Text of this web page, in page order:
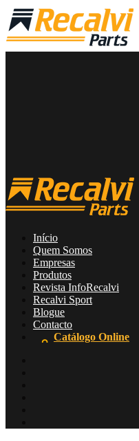
Início
Quem Somos
Empresas
Produtos
Revista InfoRecalvi
Recalvi Sport
Blogue
Contacto
Catálogo Online